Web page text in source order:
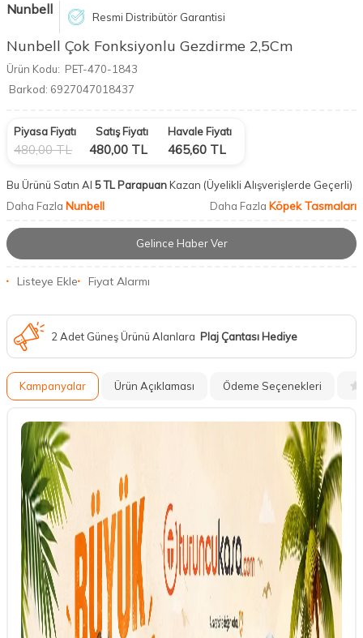
Nunbell Resmi Distribütör Garantisi
Nunbell Çok Fonksiyonlu Gezdirme 2,5Cm
Ürün Kodu: PET-470-1843
Barkod: 6927047018437
Piyasa Fiyatı
480,00TL
Satış Fiyatı
480,00 TL
Havale Fiyatı
465,60 TL
Bu Ürünü Satın Al 5 TL ParapuanKazan (Üyelikli Alışverişlerde Geçerli)
Daha Fazla Nunbell Daha Fazla Köpek Tasmaları
Gelince Haber Ver
Listeye Ekle Fiyat Alarmı
2 Adet Güneş Ürünü Alanlara Plaj Çantası Hediye
Kampanyalar Ürün Açıklaması Ödeme Seçenekleri